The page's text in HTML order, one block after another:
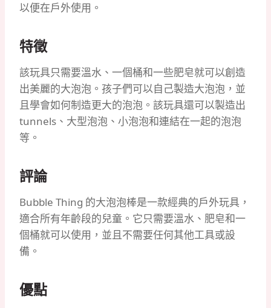
以便在戶外使用。
特徵
該玩具只需要溫水、一個桶和一些肥皂就可以創造
出美麗的大泡泡。孩子們可以自己製造大泡泡，並
且學會如何制造更大的泡泡。該玩具還可以製造出
tunnels、大型泡泡、小泡泡和連結在一起的泡泡
等。
評論
Bubble Thing 的大泡泡棒是一款經典的戶外玩具，
適合所有年齡段的兒童。它只需要溫水、肥皂和一
個桶就可以使用，並且不需要任何其他工具或設
備。
優點